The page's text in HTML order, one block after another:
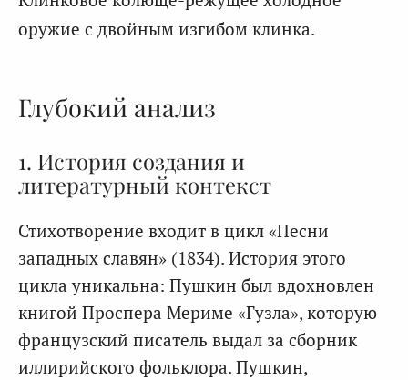
оружие с двойным изгибом клинка.
Глубокий анализ
1. История создания и
литературный контекст
Стихотворение входит в цикл «Песни
западных славян» (1834). История этого
цикла уникальна: Пушкин был вдохновлен
книгой Проспера Мериме «Гузла», которую
французский писатель выдал за сборник
иллирийского фольклора. Пушкин,